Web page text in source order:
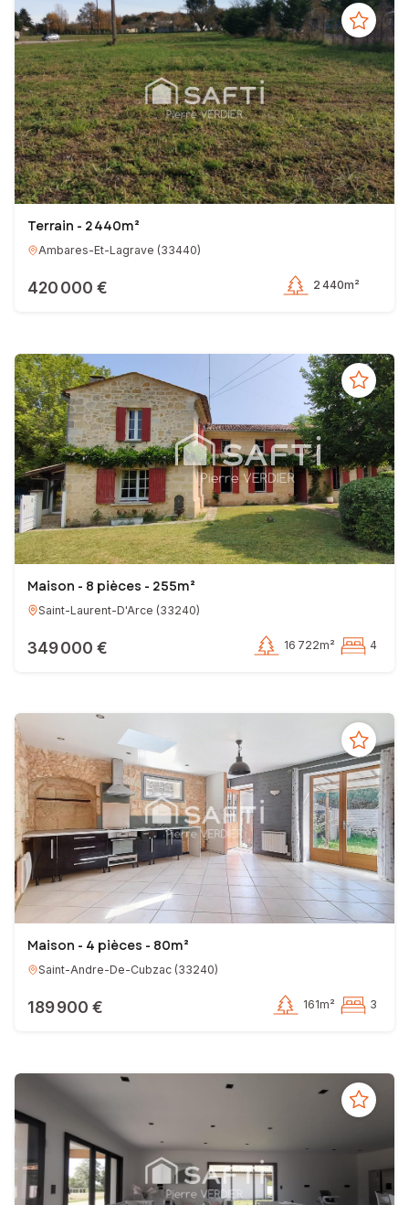
Terrain - 2 440m²
Ambares-Et-Lagrave (33440)
420 000 € 2 440m²
Maison - 8 pièces - 255m²
Saint-Laurent-D'Arce (33240)
349 000 € 16 722m² 4
Maison - 4 pièces - 80m²
Saint-Andre-De-Cubzac (33240)
189 900 € 161m² 3